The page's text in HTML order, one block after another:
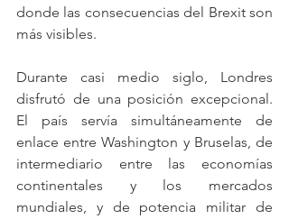
donde las consecuencias del Brexit son
más visibles.
Durante casi medio siglo, Londres
disfrutó de una posición excepcional.
El país servía simultáneamente de
enlace entre Washington y Bruselas, de
intermediario entre las economías
continentales y los mercados
mundiales, y de potencia militar de